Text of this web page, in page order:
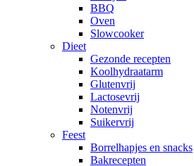
BBQ
Oven
Slowcooker
Dieet
Gezonde recepten
Koolhydraatarm
Glutenvrij
Lactosevrij
Notenvrij
Suikervrij
Feest
Borrelhapjes en snacks
Bakrecepten